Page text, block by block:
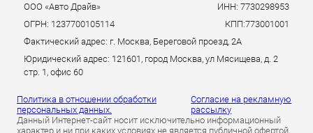
ООО «Авто Драйв»
ИНН: 7730298953
ОГРН: 1237700105114
КПП:773001001
Фактический адрес: г. Москва, Береговой проезд, 2А
Юридический адрес: 121601, город Москва, ул Мясищева, д. 2
стр. 1, офис 60
Политика в отношении обработки
персональных данных.
Согласие на рекламную
рассылку
Данный Интернет-сайт носит исключительно информационный
характер и ни при каких условиях не является публичной офертой,